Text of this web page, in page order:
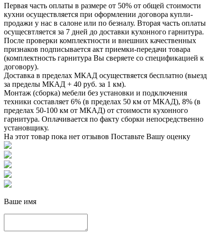
Первая часть оплаты в размере от 50% от общей стоимости
кухни осуществляется при оформлении договора купли-
продажи у нас в салоне или по безналу. Вторая часть оплаты
осущесвтляется за 7 дней до доставки кухонного гарнитура.
После проверки комплектности и внешних качественных
признаков подписывается акт приемки-передачи товара
(комплектность гарнитура Вы сверяете со спецификацией к
договору).
Доставка в пределах МКАД осуществяется бесплатно (выезд
за пределы МКАД + 40 руб. за 1 км).
Монтаж (сборка) мебели без установки и подключения
техники составляет 6% (в пределах 50 км от МКАД), 8% (в
пределах 50-100 км от МКАД) от стоимости кухонного
гарнитура. Оплачивается по факту сборки непосредственно
установщику.
На этот товар пока нет отзывов Поставьте Вашу оценку
Ваше имя